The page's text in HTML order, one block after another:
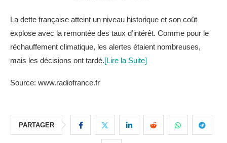
La dette française atteint un niveau historique et son coût
explose avec la remontée des taux d’intérêt. Comme pour le
réchauffement climatique, les alertes étaient nombreuses,
mais les décisions ont tardé.[Lire la Suite]
Source: www.radiofrance.fr
PARTAGER